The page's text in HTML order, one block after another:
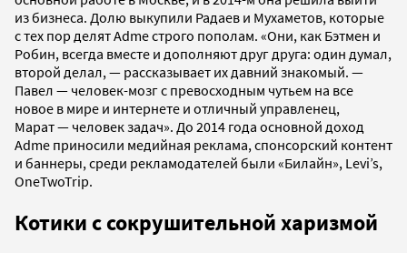
из бизнеса. Долю выкупили Радаев и Мухаметов, которые
с тех пор делят Adme строго пополам. «Они, как Бэтмен и
Робин, всегда вместе и дополняют друг друга: один думал,
второй делал, — рассказывает их давний знакомый. —
Павел — человек-мозг с превосходным чутьем на все
новое в мире и интернете и отличный управленец,
Марат — человек задач». До 2014 года основной доход
Adme приносили медийная реклама, спонсорский контент
и баннеры, среди рекламодателей были «Билайн», Levi’s,
OneTwoTrip.
Котики с сокрушительной харизмой